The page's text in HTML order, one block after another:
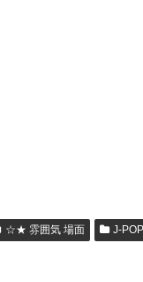
☆★ 雰囲気 場面 J-POP